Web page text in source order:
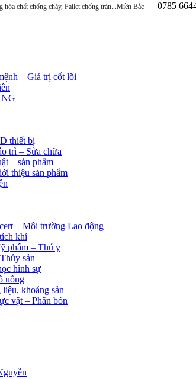
chất chống cháy, Pallet chống tràn... Miền Bắc 0785
– Giá trị cốt lõi
thiết bị
trì – Sửa chữa
– sản phẩm
thiệu sản phẩm
– Môi trường Lao động
khí
phẩm – Thú y
sản
hình sự
uống
khoáng sản
vật – Phân bón